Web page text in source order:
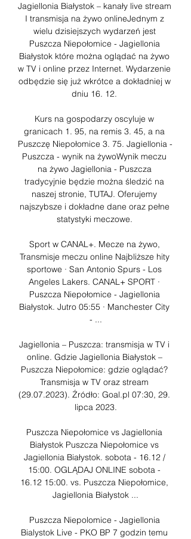
Jagiellonia Białystok – kanały live stream
I transmisja na żywo onlineJednym z
wielu dzisiejszych wydarzeń jest
Puszcza Niepołomice - Jagiellonia
Białystok które można oglądać na żywo
w TV i online przez Internet. Wydarzenie
odbędzie się już wkrótce a dokładniej w
dniu 16. 12.
Kurs na gospodarzy oscyluje w
granicach 1. 95, na remis 3. 45, a na
Puszczę Niepołomice 3. 75. Jagiellonia -
Puszcza - wynik na żywoWynik meczu
na żywo Jagiellonia - Puszcza
tradycyjnie będzie można śledzić na
naszej stronie, TUTAJ. Oferujemy
najszybsze i dokładne dane oraz pełne
statystyki meczowe.
Sport w CANAL+. Mecze na żywo,
Transmisje meczu online Najbliższe hity
sportowe · San Antonio Spurs - Los
Angeles Lakers. CANAL+ SPORT ·
Puszcza Niepołomice - Jagiellonia
Białystok. Jutro 05:55 · Manchester City
- ...
Jagiellonia – Puszcza: transmisja w TV i
online. Gdzie Jagiellonia Białystok –
Puszcza Niepołomice: gdzie oglądać?
Transmisja w TV oraz stream
(29.07.2023). Źródło: Goal.pl 07:30, 29.
lipca 2023.
Puszcza Niepołomice vs Jagiellonia
Białystok Puszcza Niepołomice vs
Jagiellonia Białystok. sobota - 16.12 /
15:00. OGLĄDAJ ONLINE sobota -
16.12 15:00. vs. Puszcza Niepołomice,
Jagiellonia Białystok ...
Puszcza Niepolomice - Jagiellonia
Bialystok Live - PKO BP 7 godzin temu